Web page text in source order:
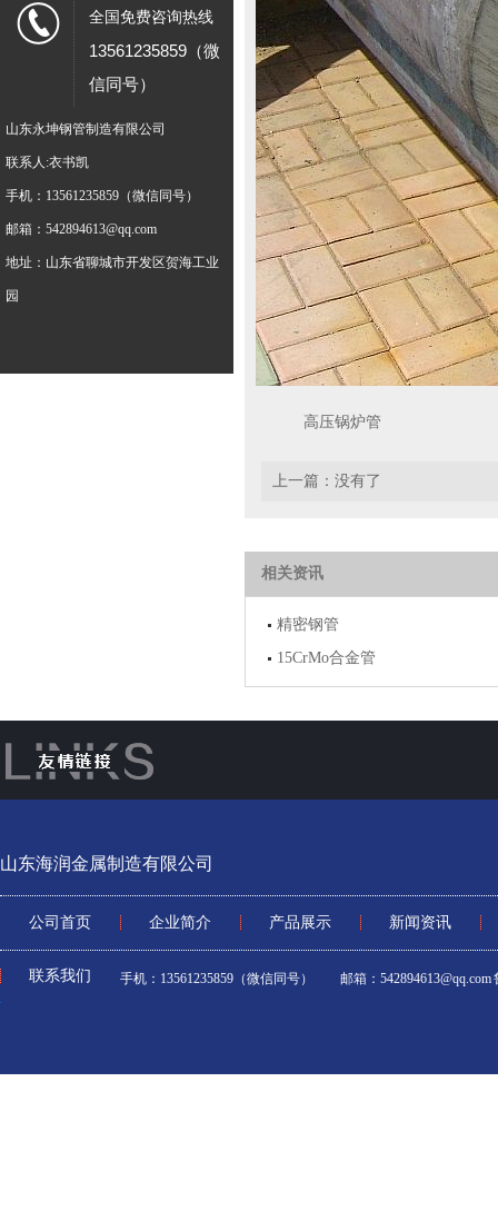
全国免费咨询热线
13561235859（微
信同号）
山东永坤钢管制造有限公司
联系人:衣书凯
手机：13561235859（微信同号）
邮箱：542894613@qq.com
地址：山东省聊城市开发区贺海工业
园
高压锅炉管
上一篇：没有了
相关资讯
精密钢管
15CrMo合金管
山东海润金属制造有限公司
公司首页 企业简介 产品展示 新闻资讯
联系我们 手机：13561235859（微信同号） 邮箱：542894613@qq.com